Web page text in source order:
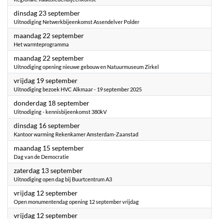
dinsdag 23 september2025
Uitnodiging Netwerkbijeenkomst Assendelver Polder
maandag 22 september2025
Het warmteprogramma
maandag 22 september2025
Uitnodiging opening nieuwe gebouw en Natuurmuseum Zirkel
vrijdag 19 september2025
Uitnodiging bezoek HVC Alkmaar - 19 september 2025
donderdag 18 september2025
Uitnodiging - kennisbijeenkomst 380kV
dinsdag 16 september2025
Kantoor warming Rekenkamer Amsterdam-Zaanstad
maandag 15 september2025
Dag van de Democratie
zaterdag 13 september2025
Uitnodiging open dag bij Buurtcentrum A3
vrijdag 12 september2025
Open monumentendag opening 12 september vrijdag
vrijdag 12 september2025